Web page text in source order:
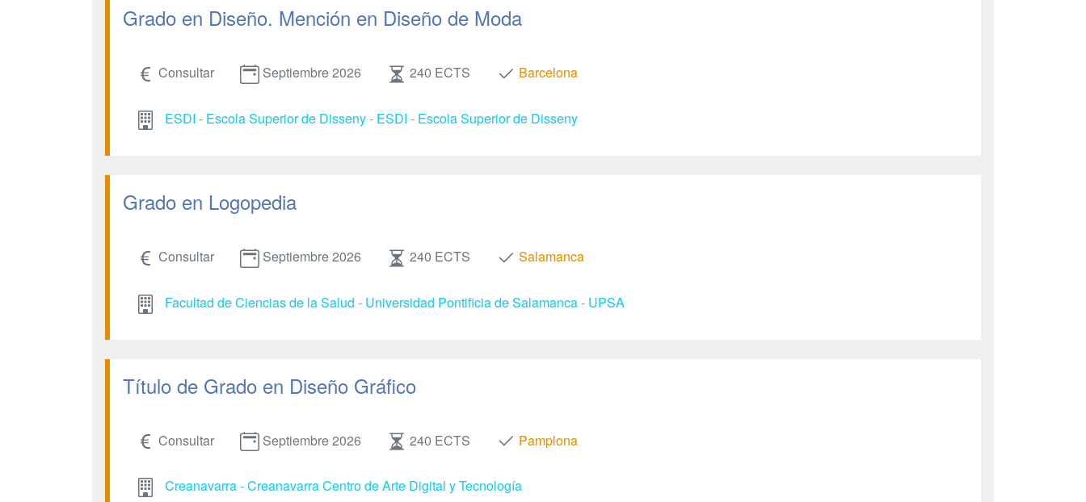
Grado en Diseño. Mención en Diseño de Moda
Consultar Septiembre 2026 240 ECTS Barcelona
ESDI - Escola Superior de Disseny - ESDI - Escola Superior de Disseny
Grado en Logopedia
Consultar Septiembre 2026 240 ECTS Salamanca
Facultad de Ciencias de la Salud - Universidad Pontificia de Salamanca - UPSA
Título de Grado en Diseño Gráfico
Consultar Septiembre 2026 240 ECTS Pamplona
Creanavarra - Creanavarra Centro de Arte Digital y Tecnología